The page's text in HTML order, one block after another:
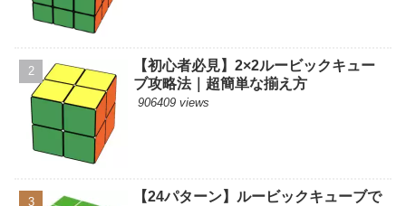
【初心者必見】2×2ルービックキュー
ブ攻略法｜超簡単な揃え方
906409 views
【24パターン】ルービックキューブで